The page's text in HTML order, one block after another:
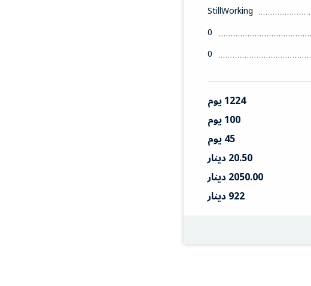
StillWorking
0
0
1224 يوم
100 يوم
45 يوم
20.50 دينار
2050.00 دينار
922 دينار